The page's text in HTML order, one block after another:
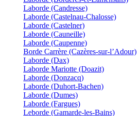
Laborde (Candresse)
Laborde (Castelnau-Chalosse)
Laborde (Castelner)
Laborde (Cauneille)
Laborde (Caupenne)
Borde Carrère (Cazères-sur-l’Adour)
Laborde (Dax)
Laborde Mariotte (Doazit)
Laborde (Donzacq)
Laborde (Duhort-Bachen)
Laborde (Dumes)
Laborde (Fargues)
Leborde (Gamarde-les-Bains)